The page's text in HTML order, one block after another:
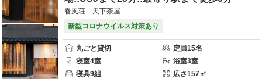
春風荘 天下茶屋
新型コロナウイルス対策あり
丸ごと貸切 定員15名
寝室4室 浴室3室
寝具9組 広さ157㎡